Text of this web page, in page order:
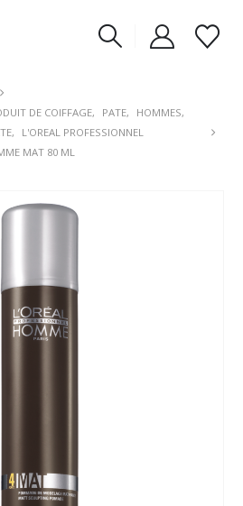
DE COIFFAGE, PATE, HOMMES,
,
L'OREAL PROFESSIONNEL
MAT 80 ML